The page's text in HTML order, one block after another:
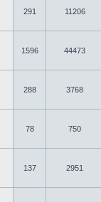
291 11206
1596 44473
288 3768
78 750
137 2951